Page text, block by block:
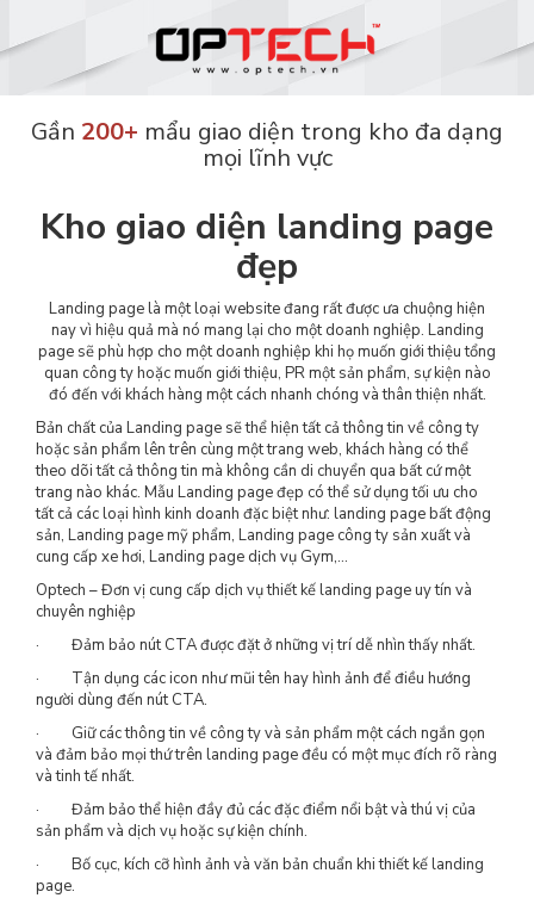
Gần 200+ mẩu giao diện trong kho đa dạng
mọi lĩnh vực
Kho giao diện landing page
đẹp
Landing page là một loại website đang rất được ưa chuộng hiện
nay vì hiệu quả mà nó mang lại cho một doanh nghiệp. Landing
page sẽ phù hợp cho một doanh nghiệp khi họ muốn giới thiệu tổng
quan công ty hoặc muốn giới thiệu, PR một sản phẩm, sự kiện nào
đó đến với khách hàng một cách nhanh chóng và thân thiện nhất.
Bản chất của Landing page sẽ thể hiện tất cả thông tin về công ty
hoặc sản phẩm lên trên cùng một trang web, khách hàng có thể
theo dõi tất cả thông tin mà không cần di chuyển qua bất cứ một
trang nào khác. Mẫu Landing page đẹp có thể sử dụng tối ưu cho
tất cả các loại hình kinh doanh đặc biệt như: landing page bất động
sản, Landing page mỹ phẩm, Landing page công ty sản xuất và
cung cấp xe hơi, Landing page dịch vụ Gym,…
Optech – Đơn vị cung cấp dịch vụ thiết kế landing page uy tín và
chuyên nghiệp
· Đảm bảo nút CTA được đặt ở những vị trí dễ nhìn thấy nhất.
· Tận dụng các icon như mũi tên hay hình ảnh để điều hướng
người dùng đến nút CTA.
· Giữ các thông tin về công ty và sản phẩm một cách ngắn gọn
và đảm bảo mọi thứ trên landing page đều có một mục đích rõ ràng
và tinh tế nhất.
· Đảm bảo thể hiện đầy đủ các đặc điểm nổi bật và thú vị của
sản phẩm và dịch vụ hoặc sự kiện chính.
· Bố cục, kích cỡ hình ảnh và văn bản chuẩn khi thiết kế landing
page.